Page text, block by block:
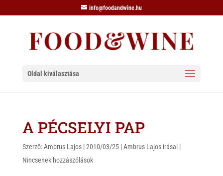
info@foodandwine.hu
Oldal kiválasztása
A PÉCSELYI PAP
Szerző:Ambrus Lajos|2010/03/25|Ambrus Lajos írásai|
Nincsenek hozzászólások